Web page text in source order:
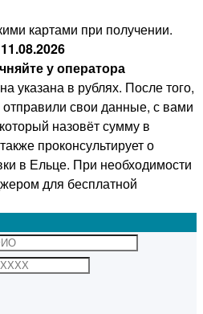
картами при получении.
11.08.2026
у оператора
указана в рублях. После того,
свои данные, с вами
назовёт сумму в
проконсультирует о
в Ельце. При необходимости
для бесплатной